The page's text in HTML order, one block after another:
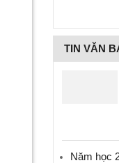
TIN VĂN
Năm học